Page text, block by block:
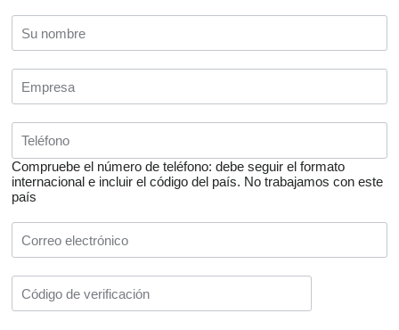
Compruebe el número de teléfono: debe seguir el formato
internacional e incluir el código del país. No trabajamos con este
país